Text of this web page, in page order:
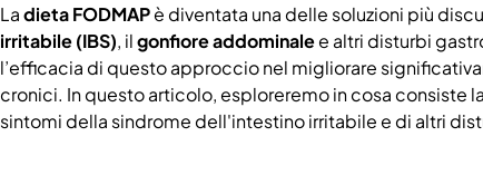
Ladieta FODMAPè diventata una delle soluzioni più
irritabile (IBS), ilgonfiore addominalee altri disturbi
l’efficacia di questo approccio nel migliorare
cronici. In questo articolo, esploreremo in cosa consiste
sintomi della sindrome dell'intestino irritabile e di altri